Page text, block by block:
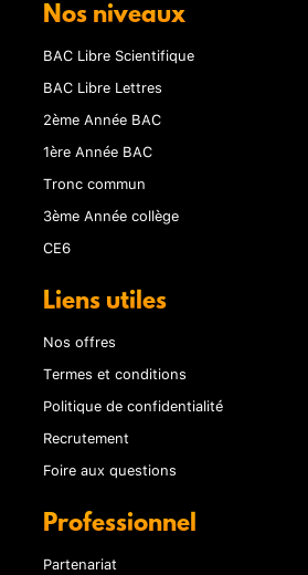
Nos niveaux
BAC Libre Scientifique
BAC Libre Lettres
2ème Année BAC
1ère Année BAC
Tronc commun
3ème Année collège
CE6
Liens utiles
Nos offres
Termes et conditions
Politique de confidentialité
Recrutement
Foire aux questions
Professionnel
Partenariat